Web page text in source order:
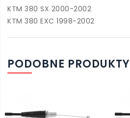
KTM 380 SX 2000-2002
KTM 380 EXC 1998-2002
PODOBNE PRODUKTY